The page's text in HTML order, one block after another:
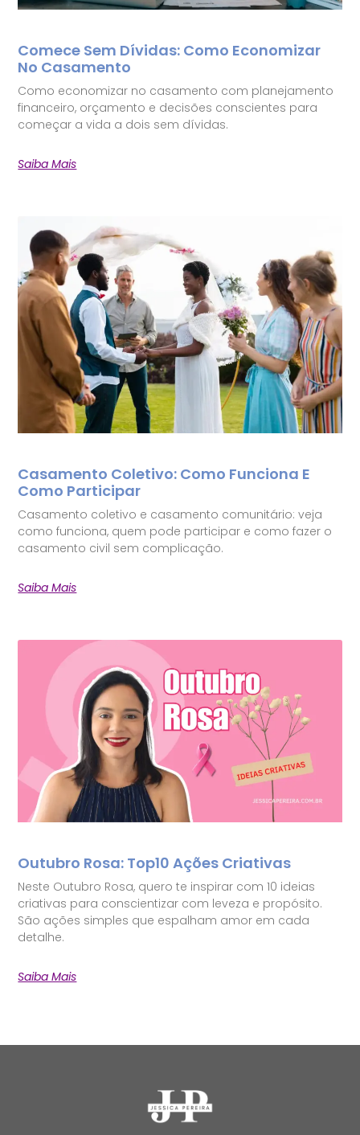
Comece Sem Dívidas: Como Economizar
No Casamento
Como economizar no casamento com planejamento
financeiro, orçamento e decisões conscientes para
começar a vida a dois sem dívidas.
Saiba Mais
Casamento Coletivo: Como Funciona E
Como Participar
Casamento coletivo e casamento comunitário: veja
como funciona, quem pode participar e como fazer o
casamento civil sem complicação.
Saiba Mais
Outubro Rosa: Top10 Ações Criativas
Neste Outubro Rosa, quero te inspirar com 10 ideias
criativas para conscientizar com leveza e propósito.
São ações simples que espalham amor em cada
detalhe.
Saiba Mais